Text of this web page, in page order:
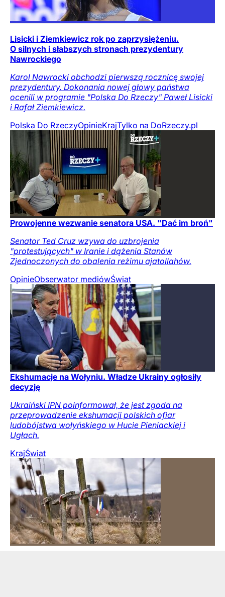
Lisicki i Ziemkiewicz rok po zaprzysiężeniu.
O silnych i słabszych stronach prezydentury
Nawrockiego
Karol Nawrocki obchodzi pierwszą rocznicę swojej
prezydentury. Dokonania nowej głowy państwa
ocenili w programie "Polska Do Rzeczy" Paweł Lisicki
i Rafał Ziemkiewicz.
Polska Do RzeczyOpinieKrajTylko na DoRzeczy.pl
Prowojenne wezwanie senatora USA. "Dać im broń"
Senator Ted Cruz wzywa do uzbrojenia
"protestujących" w Iranie i dążenia Stanów
Zjednoczonych do obalenia reżimu ajatollahów.
OpinieObserwator mediówŚwiat
Ekshumacje na Wołyniu. Władze Ukrainy ogłosiły
decyzję
Ukraiński IPN poinformował, że jest zgoda na
przeprowadzenie ekshumacji polskich ofiar
ludobójstwa wołyńskiego w Hucie Pieniackiej i
Ugłach.
KrajŚwiat